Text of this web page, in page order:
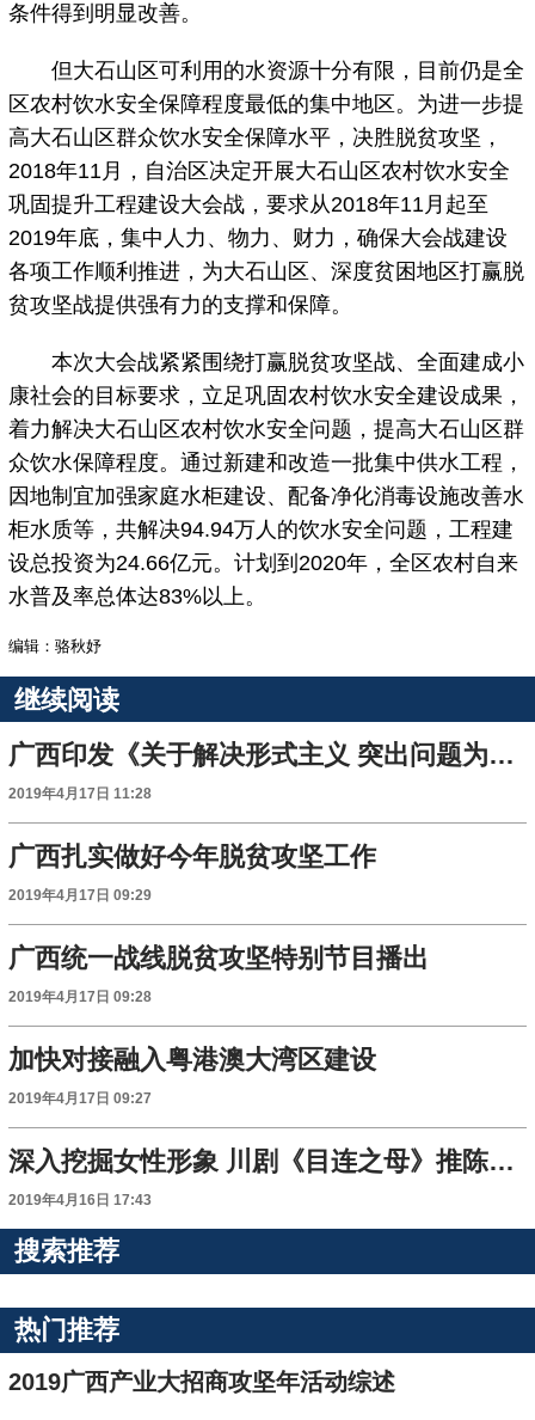
条件得到明显改善。
但大石山区可利用的水资源十分有限，目前仍是全
区农村饮水安全保障程度最低的集中地区。为进一步提
高大石山区群众饮水安全保障水平，决胜脱贫攻坚，
2018年11月，自治区决定开展大石山区农村饮水安全
巩固提升工程建设大会战，要求从2018年11月起至
2019年底，集中人力、物力、财力，确保大会战建设
各项工作顺利推进，为大石山区、深度贫困地区打赢脱
贫攻坚战提供强有力的支撑和保障。
本次大会战紧紧围绕打赢脱贫攻坚战、全面建成小
康社会的目标要求，立足巩固农村饮水安全建设成果，
着力解决大石山区农村饮水安全问题，提高大石山区群
众饮水保障程度。通过新建和改造一批集中供水工程，
因地制宜加强家庭水柜建设、配备净化消毒设施改善水
柜水质等，共解决94.94万人的饮水安全问题，工程建
设总投资为24.66亿元。计划到2020年，全区农村自来
水普及率总体达83%以上。
编辑：骆秋妤
继续阅读
广西印发《关于解决形式主义 突出问题为基层减负的工作措施》的通知
2019年4月17日 11:28
广西扎实做好今年脱贫攻坚工作
2019年4月17日 09:29
广西统一战线脱贫攻坚特别节目播出
2019年4月17日 09:28
加快对接融入粤港澳大湾区建设
2019年4月17日 09:27
深入挖掘女性形象 川剧《目连之母》推陈出新
2019年4月16日 17:43
搜索推荐
热门推荐
2019广西产业大招商攻坚年活动综述